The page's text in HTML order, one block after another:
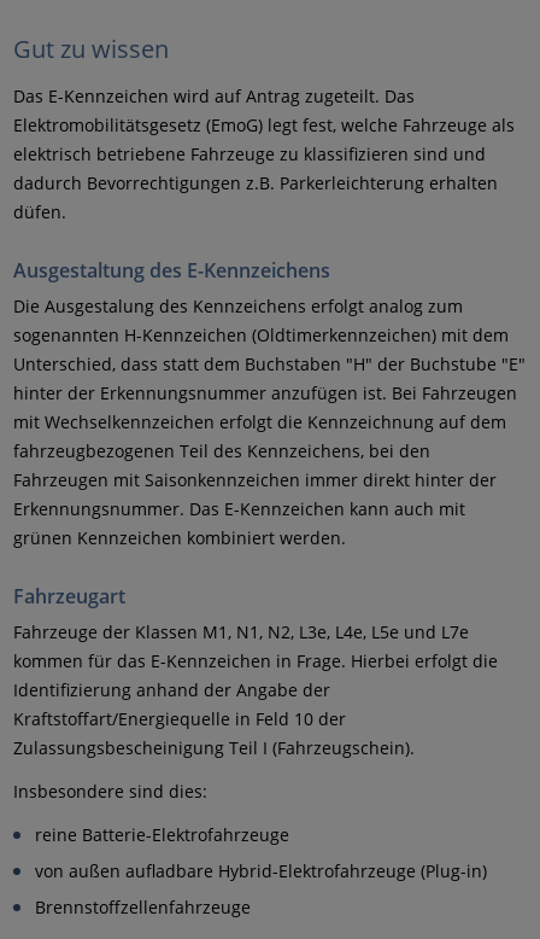
Gut zu wissen
Das E-Kennzeichen wird auf Antrag zugeteilt. Das
Elektromobilitätsgesetz (EmoG) legt fest, welche Fahrzeuge als
elektrisch betriebene Fahrzeuge zu klassifizieren sind und
dadurch Bevorrechtigungen z.B. Parkerleichterung erhalten
düfen.
Ausgestaltung des E-Kennzeichens
Die Ausgestalung des Kennzeichens erfolgt analog zum
sogenannten H-Kennzeichen (Oldtimerkennzeichen) mit dem
Unterschied, dass statt dem Buchstaben "H" der Buchstube "E"
hinter der Erkennungsnummer anzufügen ist. Bei Fahrzeugen
mit Wechselkennzeichen erfolgt die Kennzeichnung auf dem
fahrzeugbezogenen Teil des Kennzeichens, bei den
Fahrzeugen mit Saisonkennzeichen immer direkt hinter der
Erkennungsnummer. Das E-Kennzeichen kann auch mit
grünen Kennzeichen kombiniert werden.
Fahrzeugart
Fahrzeuge der Klassen M1, N1, N2, L3e, L4e, L5e und L7e
kommen für das E-Kennzeichen in Frage. Hierbei erfolgt die
Identifizierung anhand der Angabe der
Kraftstoffart/Energiequelle in Feld 10 der
Zulassungsbescheinigung Teil I (Fahrzeugschein).
Insbesondere sind dies:
reine Batterie-Elektrofahrzeuge
von außen aufladbare Hybrid-Elektrofahrzeuge (Plug-in)
Brennstoffzellenfahrzeuge